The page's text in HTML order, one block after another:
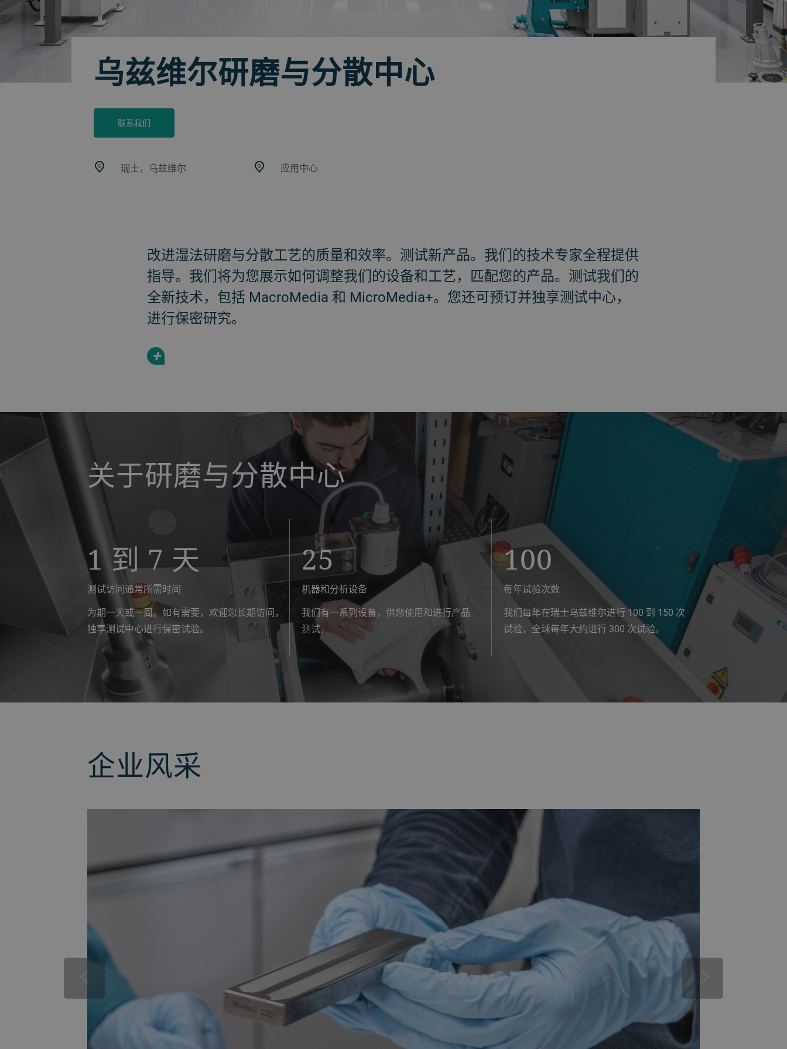
乌兹维尔研磨与分散中心
联系我们
瑞士，乌兹维尔 应用中心
改进湿法研磨与分散工艺的质量和效率。测试新产品。我们的技术专家全程提供
指导。我们将为您展示如何调整我们的设备和工艺，匹配您的产品。测试我们的
全新技术，包括 MacroMedia 和 MicroMedia+。您还可预订并独享测试中心，
进行保密研究。
+
a decorative background image
关于研磨与分散中心
1 到 7 天
测试访问通常所需时间
为期一天或一周。如有需要，欢迎您长期访问，
独享测试中心进行保密试验。
25
机器和分析设备
我们有一系列设备，供您使用和进行产品
测试。
100
每年试验次数
我们每年在瑞士乌兹维尔进行 100 到 150 次
试验，全球每年大约进行 300 次试验。
企业风采